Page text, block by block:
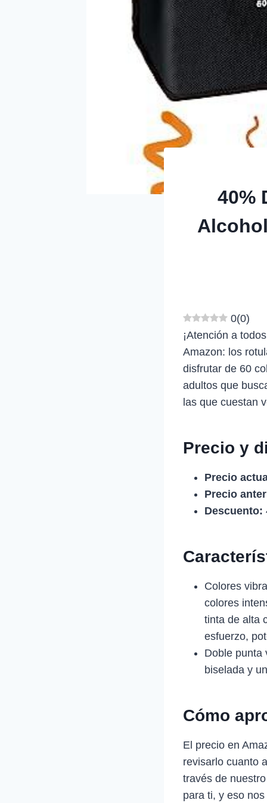
40%
0(0)
¡Atención a
Amazon: los
disfrutar de 60
adultos que
las que cuestan
Precio y
Precio
Precio
Descuento:
Colores
colores
tinta de alta
esfuerzo,
Doble punta
biselada y
Cómo
El precio en
revisarlo cuanto
través de
para ti, y eso